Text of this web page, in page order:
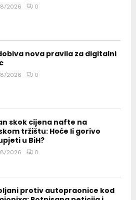
2026 0
nova pravila za digitalni
2026 0
skok cijena nafte na
tržištu: Hoće li gorivo
u BiH?
2026 0
protiv autopraonice kod